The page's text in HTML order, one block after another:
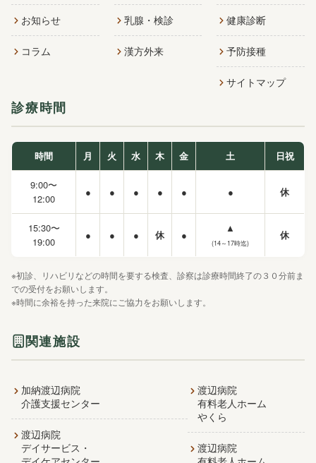
お知らせ
コラム
乳腺・検診
漢方外来
健康診断
予防接種
サイトマップ
診療時間
時間 月 火 水 木 金 土 日祝
9:00〜
12:00
● ● ● ● ● ● 休
15:30〜
19:00
● ● ● 休 ●
▲
(14～17時迄)
休
※初診、リハビリなどの時間を要する検査、診察は診療時間終了の３０分前ま
での受付をお願いします。
※時間に余裕を持った来院にご協力をお願いします。
関連施設
加納渡辺病院
介護支援センター
渡辺病院
デイサービス・
渡辺病院
有料老人ホーム
やくら
渡辺病院